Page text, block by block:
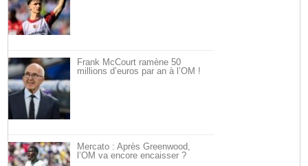
Frank McCourt ramène 50
millions d’euros par an à l’OM !
Mercato : Après Greenwood,
l’OM va encore encaisser ?